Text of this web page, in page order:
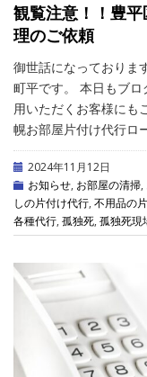
観覧注意！！豊
理のご依頼
御世話になっておりま
町平です。 本日もブ
用いただくお客様にも
幌お部屋片付け代行ロ
2024年11月12日
お知らせ, お部屋の清掃,
しの片付け代行, 不用品の
各種代行, 孤独死, 孤独死現